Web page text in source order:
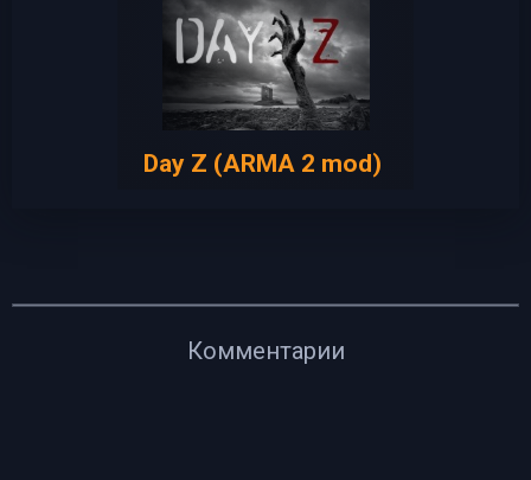
Day Z (ARMA 2 mod)
Комментарии